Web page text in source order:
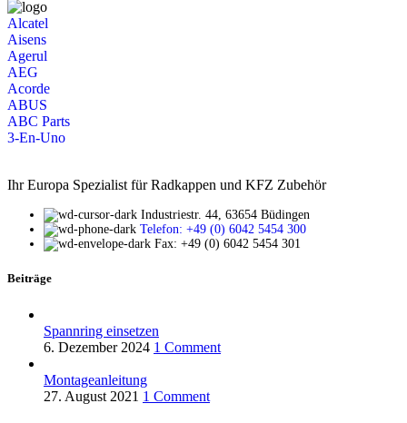
Alcatel
Aisens
Agerul
AEG
Acorde
ABUS
ABC Parts
3-En-Uno
Ihr Europa Spezialist für Radkappen und KFZ Zubehör
Industriestr. 44, 63654 Büdingen
Telefon: +49 (0) 6042 5454 300
Fax: +49 (0) 6042 5454 301
Beiträge
Spannring einsetzen
6. Dezember 2024 1 Comment
Montageanleitung
27. August 2021 1 Comment